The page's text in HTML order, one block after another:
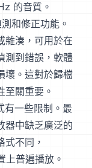
的音質。
和修正功能。
雜湊，可用於在
測到錯誤，軟體
壞。這對於歸檔
至關重要。
有一些限制。最
器中缺乏廣泛的
不同，
普遍播放。